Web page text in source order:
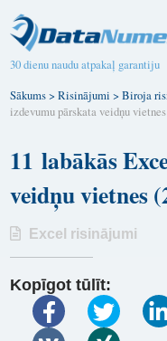
30 dienu naudu atpakaļ garantiju
Sākums>Risinājumi >Biroja
izdevumu pārskata veidņu
11 labākās
veidņu vietnes
Excel risinājumi
Kopīgot tūlīt: